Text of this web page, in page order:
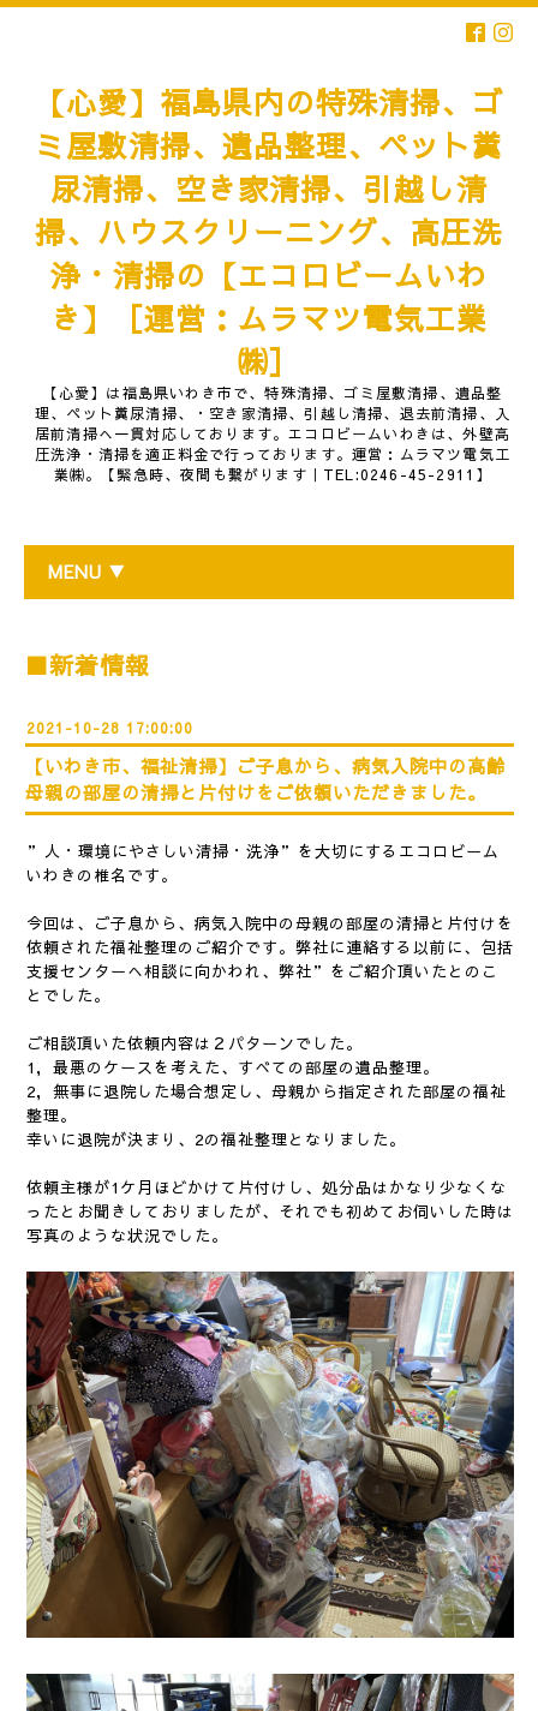
【心愛】福島県内の特殊清掃、ゴ
ミ屋敷清掃、遺品整理、ペット糞
尿清掃、空き家清掃、引越し清
掃、ハウスクリーニング、高圧洗
浄・清掃の【エコロビームいわ
き】［運営：ムラマツ電気工業
㈱］
【心愛】は福島県いわき市で、特殊清掃、ゴミ屋敷清掃、遺品整
理、ペット糞尿清掃、・空き家清掃、引越し清掃、退去前清掃、入
居前清掃へ一貫対応しております。エコロビームいわきは、外壁高
圧洗浄・清掃を適正料金で行っております。運営：ムラマツ電気工
業㈱。【緊急時、夜間も繋がります｜TEL:0246-45-2911】
MENU ▼
■新着情報
2021-10-28 17:00:00
【いわき市、福祉清掃】ご子息から、病気入院中の高齢
母親の部屋の清掃と片付けをご依頼いただきました。
”人・環境にやさしい清掃・洗浄”を大切にするエコロビーム
いわきの椎名です。
今回は、ご子息から、病気入院中の母親の部屋の清掃と片付けを
依頼された福祉整理のご紹介です。弊社に連絡する以前に、包括
支援センターへ相談に向かわれ、弊社”をご紹介頂いたとのこ
とでした。
ご相談頂いた依頼内容は２パターンでした。
1，最悪のケースを考えた、すべての部屋の遺品整理。
2，無事に退院した場合想定し、母親から指定された部屋の福祉
整理。
幸いに退院が決まり、2の福祉整理となりました。
依頼主様が1ケ月ほどかけて片付けし、処分品はかなり少なくな
ったとお聞きしておりましたが、それでも初めてお伺いした時は
写真のような状況でした。